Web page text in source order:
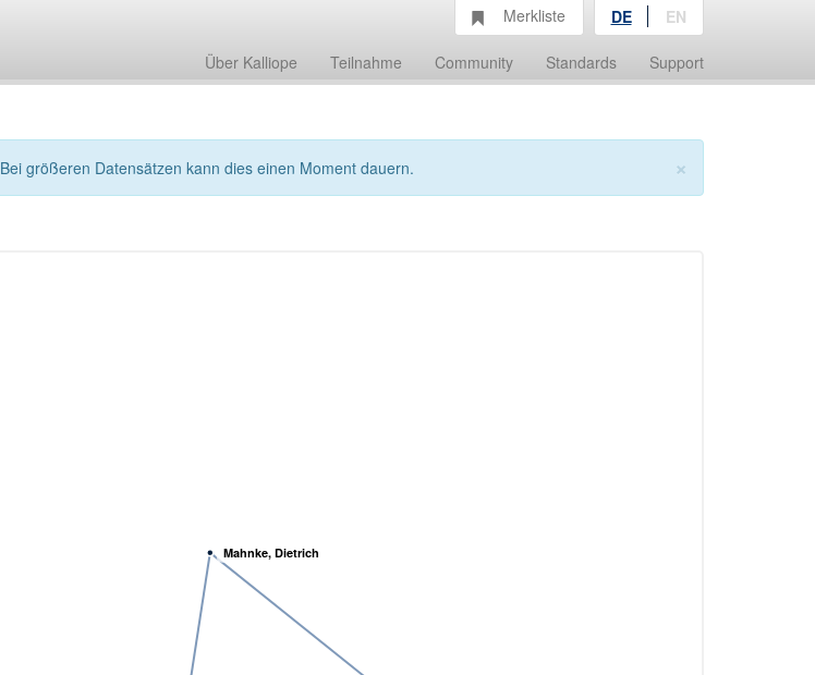
Über Kalliope Teilnahme Community Standards Support
Merkliste DE EN
×
Bei größeren Datensätzen kann dies einen Moment dauern.
Mahnke, Dietrich